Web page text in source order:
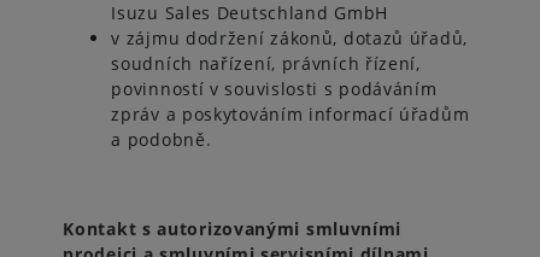
Isuzu Sales Deutschland GmbH
v zájmu dodržení zákonů, dotazů úřadů,
soudních nařízení, právních řízení,
povinností v souvislosti s podáváním
zpráv a poskytováním informací úřadům
a podobně.
Kontakt s autorizovanými smluvními